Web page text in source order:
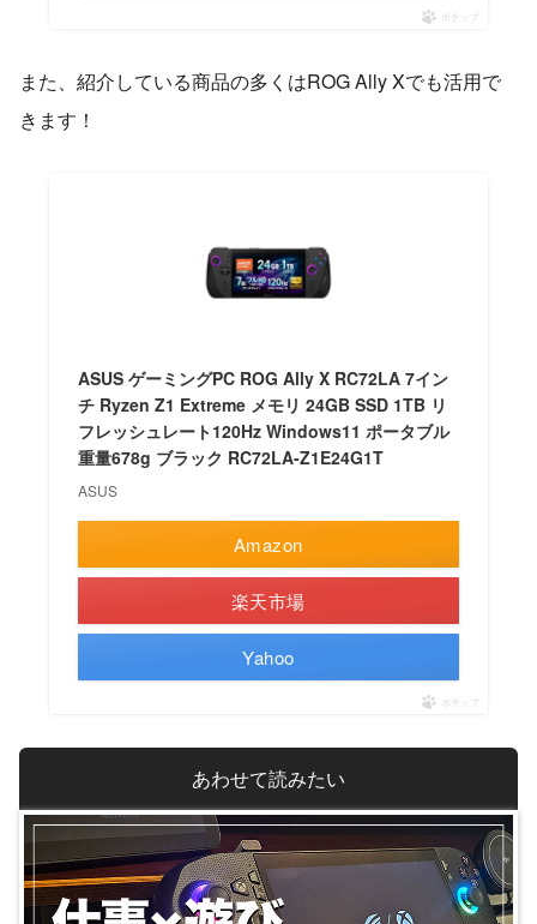
ポチップ
また、紹介している商品の多くはROG Ally Xでも活用で
きます！
ASUS ゲーミングPC ROG Ally X RC72LA 7イン
チ Ryzen Z1 Extreme メモリ 24GB SSD 1TB リ
フレッシュレート120Hz Windows11 ポータブル
重量678g ブラック RC72LA-Z1E24G1T
ASUS
Amazon
楽天市場
Yahoo
ポチップ